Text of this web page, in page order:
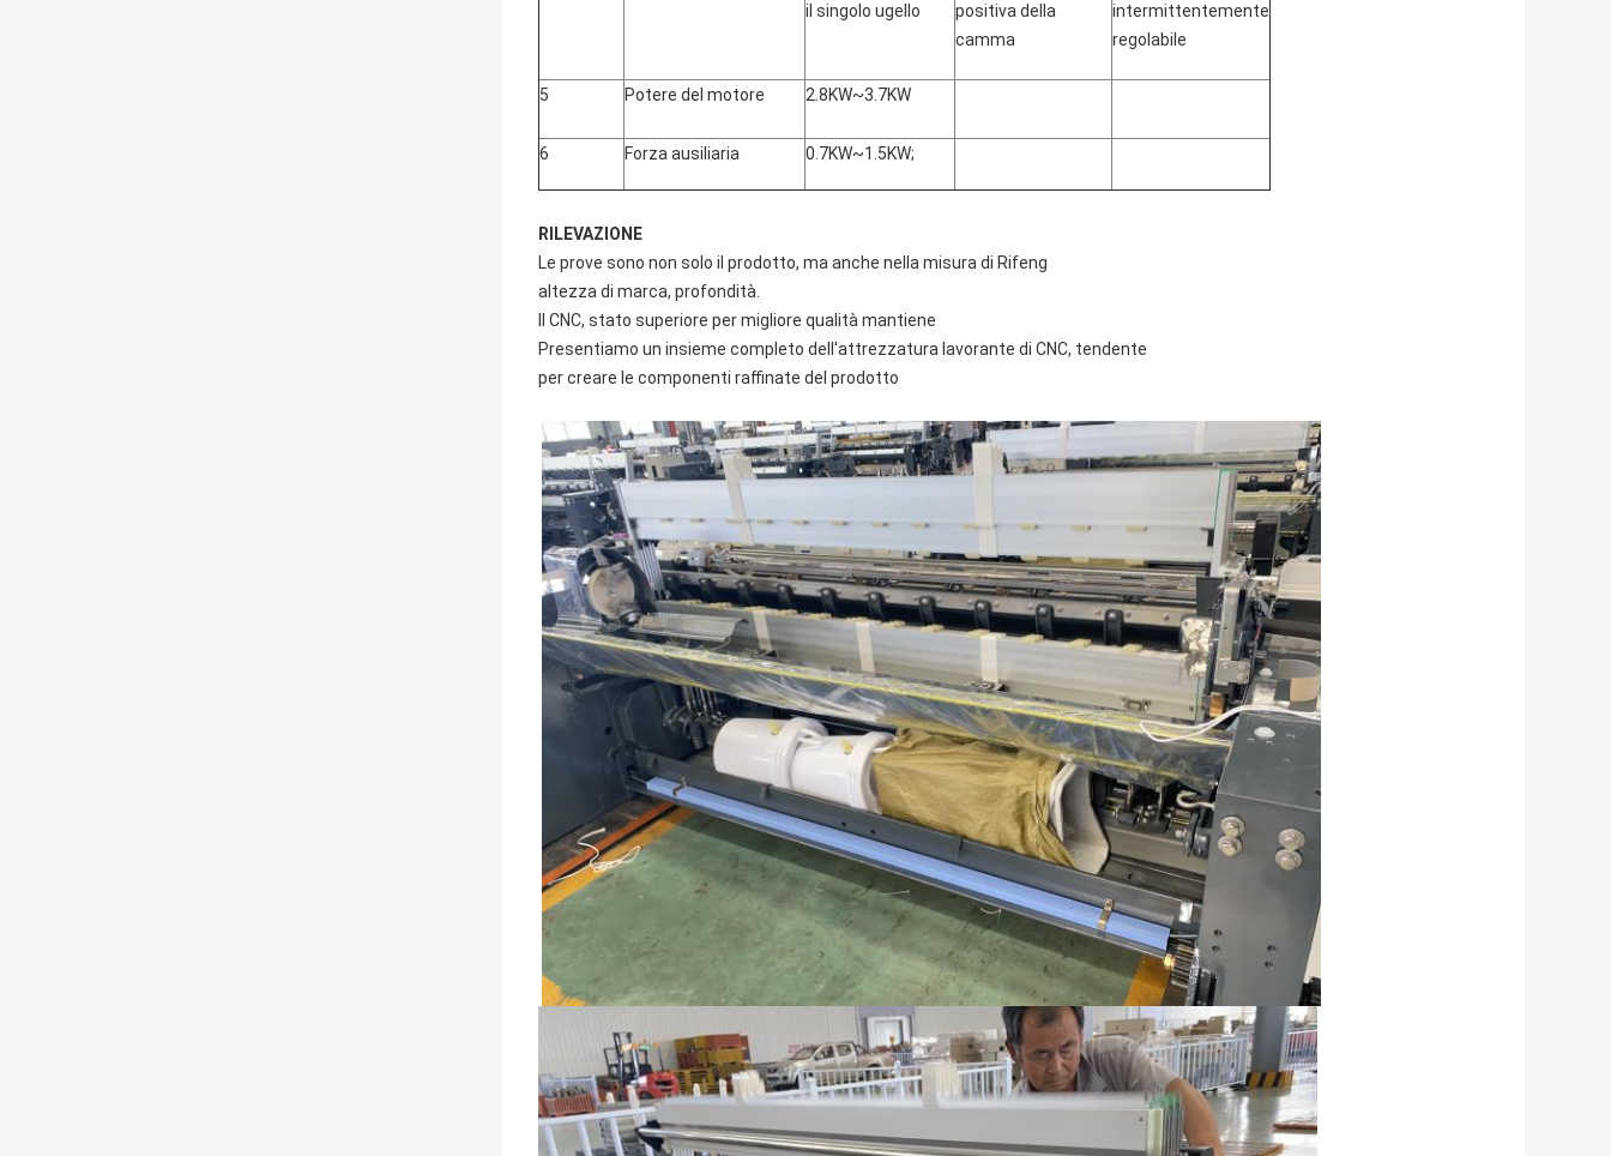
il singolo ugello
positiva della
camma
intermittentemente
regolabile
5 Potere del motore 2.8KW~3.7KW
6 Forza ausiliaria 0.7KW~1.5KW;
RILEVAZIONE
Le prove sono non solo il prodotto, ma anche nella misura di Rifeng
altezza di marca, profondità.
Il CNC, stato superiore per migliore qualità mantiene
Presentiamo un insieme completo dell'attrezzatura lavorante di CNC, tendente
per creare le componenti raffinate del prodotto